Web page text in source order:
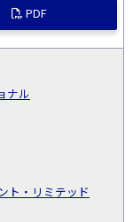
PDF
ナル
ト・リミテッド